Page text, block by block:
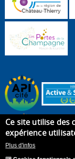
Ce site utilise des
expérience
Plus d'infos